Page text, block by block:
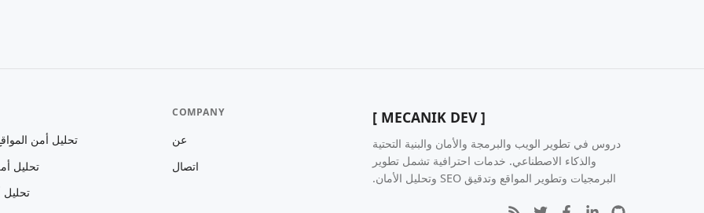
[ MECANIK DEV ]
دروس في تطوير الويب والبرمجة والأمان والبنية التحتية
والذكاء الاصطناعي. خدمات احترافية تشمل تطوير
البرمجيات وتطوير المواقع وتدقيق SEO وتحليل الأمان.
COMPANY
عن
اتصال
تحليل أمن
تحليل
تحليل